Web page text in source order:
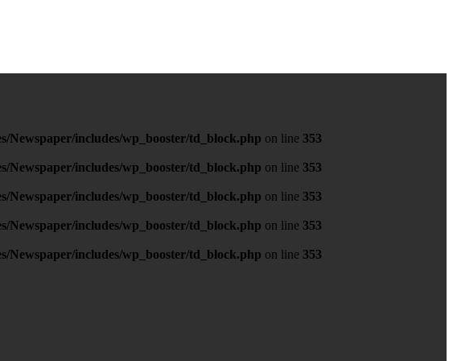
Newspaper/includes/wp_booster/td_block.php on line 353
Newspaper/includes/wp_booster/td_block.php on line 353
Newspaper/includes/wp_booster/td_block.php on line 353
Newspaper/includes/wp_booster/td_block.php on line 353
Newspaper/includes/wp_booster/td_block.php on line 353